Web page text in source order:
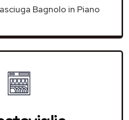
Bagnolo in Piano